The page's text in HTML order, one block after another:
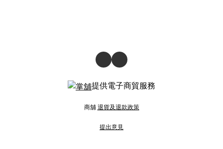
提供電子商貿服務
商舖退貨及退款政策
提出意見